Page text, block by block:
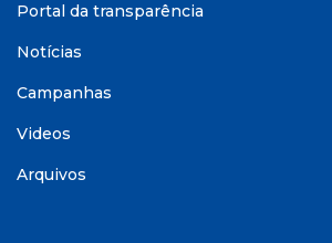
Portal da transparência
Notícias
Campanhas
Videos
Arquivos